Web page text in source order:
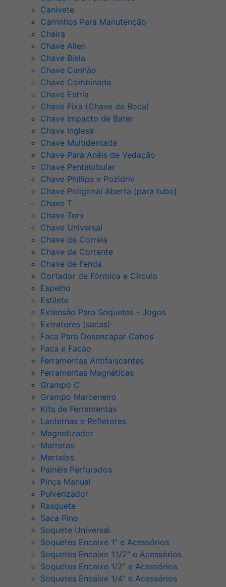
Canivete
Carrinhos Para Manutenção
Chaira
Chave Allen
Chave Biela
Chave Canhão
Chave Combinada
Chave Estria
Chave Fixa (Chave de Boca)
Chave Impacto de Bater
Chave Inglesa
Chave Multidentada
Chave Para Anéis de Vedação
Chave Pentalobular
Chave Phillips e Pozidriv
Chave Poligonal Aberta (para tubo)
Chave T
Chave Torx
Chave Universal
Chave de Correia
Chave de Corrente
Chave de Fenda
Cortador de Fórmica e Círculo
Espelho
Estilete
Extensão Para Soquetes - Jogos
Extratores (sacas)
Faca Para Desencapar Cabos
Faca e Facão
Ferramentas Antifaiscantes
Ferramentas Magnéticas
Grampo C
Grampo Marceneiro
Kits de Ferramentas
Lanternas e Refletores
Magnetizador
Marretas
Martelos
Painéis Perfurados
Pinça Manual
Pulverizador
Rasquete
Saca Pino
Soquete Universal
Soquetes Encaixe 1" e Acessórios
Soquetes Encaixe 1.1/2" e Acessórios
Soquetes Encaixe 1/2" e Acessórios
Soquetes Encaixe 1/4" e Acessórios